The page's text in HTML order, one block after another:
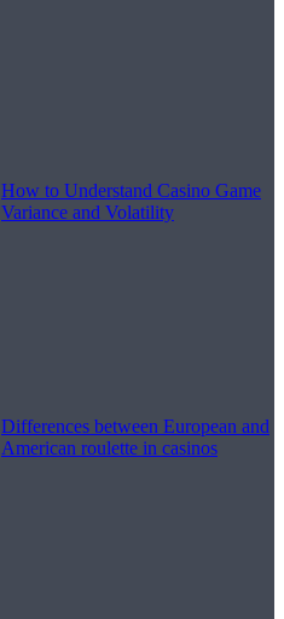
How to Understand Casino Game
Variance and Volatility
Differences between European and
American roulette in casinos